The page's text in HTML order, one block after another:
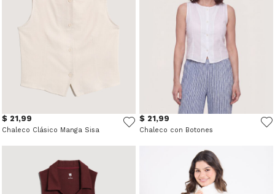
$ 21,99
Chaleco Clásico Manga Sisa
$ 21,99
Chaleco con Botones